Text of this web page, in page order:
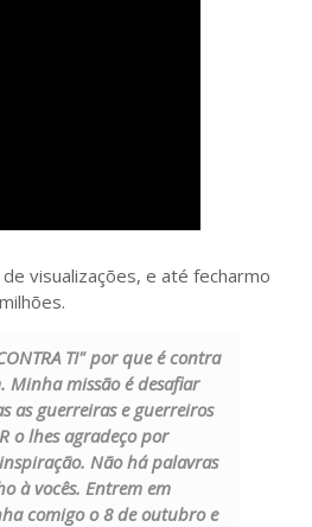
visualizações, e até fecharmo
TI" por que é contra
missão é desafiar
as guerreiras e guerreiros
o lhes agradeço por
Não há palavras
à vocês. Entrem em
comigo o 8 de outubro e